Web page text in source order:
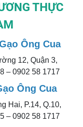
THỰC
Ông Cua
12, Quận 3,
– 0902 58 1717
Ông Cua
Hai, P.14, Q.10,
– 0902 58 1717